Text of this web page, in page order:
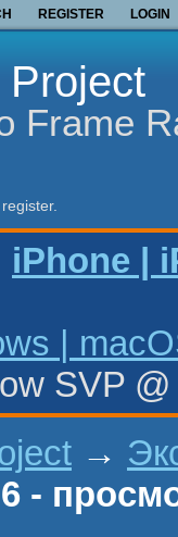
REGISTER LOGIN
Project
Frame
iPhone |
|
SVP
→
-